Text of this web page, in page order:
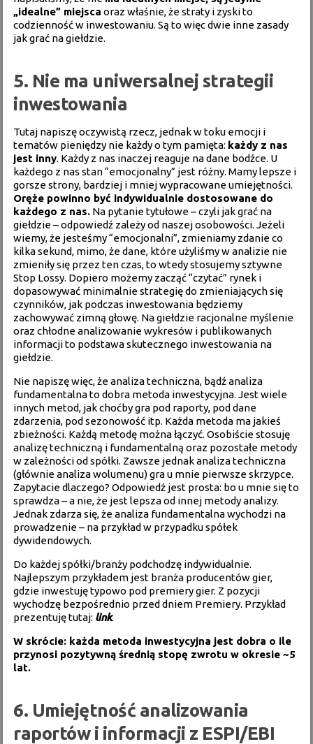
„idealne” miejsca oraz właśnie, że straty i zyski to
codzienność w inwestowaniu. Są to więc dwie inne zasady
jak grać na giełdzie.
5. Nie ma uniwersalnej strategii
inwestowania
Tutaj napiszę oczywistą rzecz, jednak w toku emocji i
tematów pieniędzy nie każdy o tym pamięta: każdy z nas
jest inny. Każdy z nas inaczej reaguje na dane bodźce. U
każdego z nas stan “emocjonalny” jest różny. Mamy lepsze i
gorsze strony, bardziej i mniej wypracowane umiejętności.
Oręże powinno być indywidualnie dostosowane do
każdego z nas. Na pytanie tytułowe – czyli jak grać na
giełdzie – odpowiedź zależy od naszej osobowości. Jeżeli
wiemy, że jesteśmy “emocjonalni”, zmieniamy zdanie co
kilka sekund, mimo, że dane, które użyliśmy w analizie nie
zmieniły się przez ten czas, to wtedy stosujemy sztywne
Stop Lossy. Dopiero możemy zacząć “czytać” rynek i
dopasowywać minimalnie strategię do zmieniających się
czynników, jak podczas inwestowania będziemy
zachowywać zimną głowę. Na giełdzie racjonalne myślenie
oraz chłodne analizowanie wykresów i publikowanych
informacji to podstawa skutecznego inwestowania na
giełdzie.
Nie napiszę więc, że analiza techniczna, bądź analiza
fundamentalna to dobra metoda inwestycyjna. Jest wiele
innych metod, jak choćby gra pod raporty, pod dane
zdarzenia, pod sezonowość itp. Każda metoda ma jakieś
zbieżności. Każdą metodę można łączyć. Osobiście stosuję
analizę techniczną i fundamentalną oraz pozostałe metody
w zależności od spółki. Zawsze jednak analiza techniczna
(głównie analiza wolumenu) gra u mnie pierwsze skrzypce.
Zapytacie dlaczego? Odpowiedź jest prosta: bo u mnie się to
sprawdza – a nie, że jest lepsza od innej metody analizy.
Jednak zdarza się, że analiza fundamentalna wychodzi na
prowadzenie – na przykład w przypadku spółek
dywidendowych.
Do każdej spółki/branży podchodzę indywidualnie.
Najlepszym przykładem jest branża producentów gier,
gdzie inwestuję typowo pod premiery gier. Z pozycji
wychodzę bezpośrednio przed dniem Premiery. Przykład
prezentuję tutaj: link.
W skrócie: każda metoda inwestycyjna jest dobra o ile
przynosi pozytywną średnią stopę zwrotu w okresie ~5
lat.
6. Umiejętność analizowania
raportów i informacji z ESPI/EBI